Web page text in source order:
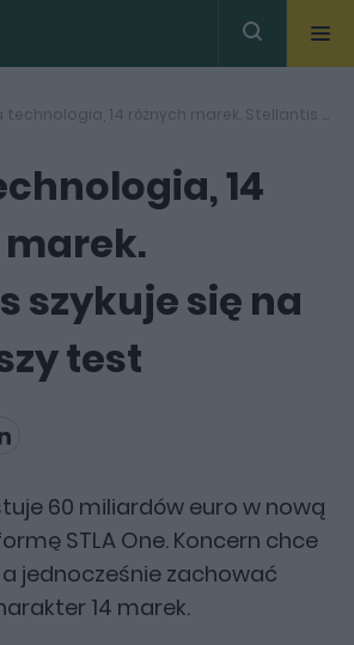
Jedna technologia, 14 różnych marek. Stellantis szykuje się na największy test
14
szykuje się na
test
60 miliardów euro w nową
STLA One. Koncern chce
jednocześnie zachować
14 marek.